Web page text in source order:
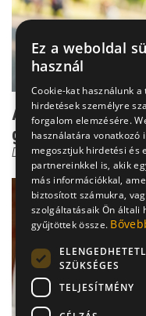
Allergiás tünetek -
gyulladás
Dr. Mucsi János
Ez a weboldal
használ
Cookie-kat használunk a
hirdetések személyre
forgalom elemzésére.
használatára vonatkozó
megosztjuk hirdetési és
partnereinkkel is, akik
más információkkal,
biztosított számukra,
szolgáltatásaik Ön általi
gyűjtöttek össze.
SZÜKSÉGES
TELJESÍTMÉNY